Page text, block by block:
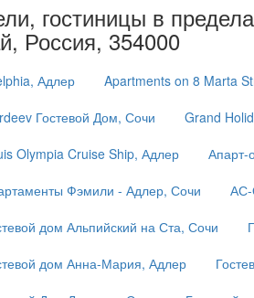
гостиницы в
Россия, 354000
Адлер Apartments on 8 Marta
Гостевой Дом, Сочи
Grand
Olympia Cruise Ship, Адлер
Апарт-
Фэмили - Адлер, Сочи
АС-
дом Альпийский на Ста, Сочи
дом Анна-Мария, Адлер